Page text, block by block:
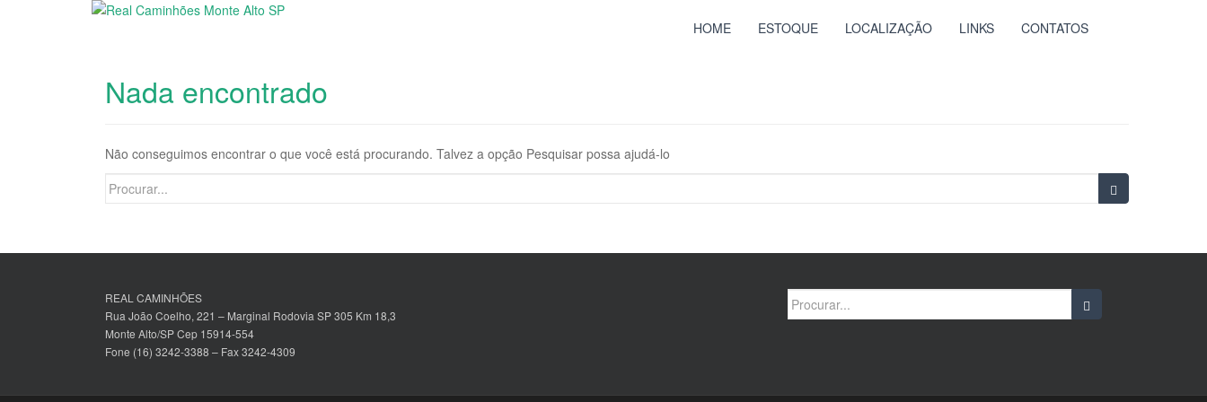
HOME ESTOQUE LOCALIZAÇÃO LINKS CONTATOS
Nada encontrado
Não conseguimos encontrar o que você está procurando. Talvez a opção Pesquisar possa ajudá-lo
Search
REAL CAMINHÕES
Rua João Coelho, 221 – Marginal Rodovia SP 305 Km 18,3
Monte Alto/SP Cep 15914-554
Fone (16) 3242-3388 – Fax 3242-4309
Search
for: